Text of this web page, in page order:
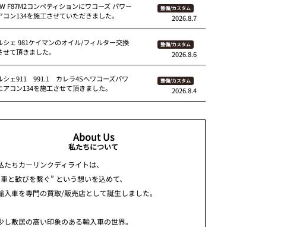
F87M2コンペティションにワコーズ パワー
コン134を施工させていただきました。
整備/カスタム
2026.8.7
シェ 981ケイマンのオイル/フィルター交換
せて頂きました。
整備/カスタム
2026.8.6
シェ911 991.1 カレラ4Sへワコーズパワ
アコン134を施工させて頂きました。
整備/カスタム
2026.8.4
About Us
私たちについて
たちカーリンクディライトは、
と歓びを繋ぐ” という想いを込めて、
入車を専門の買取/販売店として誕生しました。
し敷居の高い印象のある輸入車の世界。